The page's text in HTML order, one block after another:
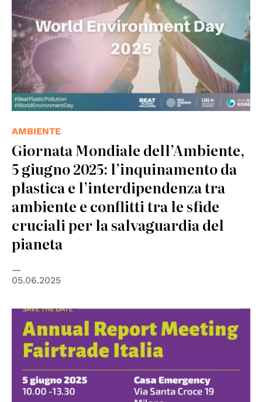
AMBIENTE
Giornata Mondiale dell’Ambiente,
5 giugno 2025: l’inquinamento da
plastica e l’interdipendenza tra
ambiente e conflitti tra le sfide
cruciali per la salvaguardia del
pianeta
05.06.2025